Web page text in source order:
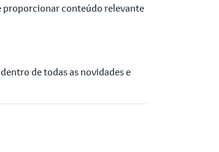
proporcionar conteúdo relevante
de todas as novidades e